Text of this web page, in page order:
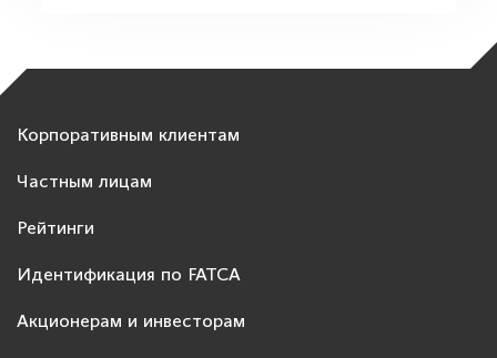
Корпоративным клиентам
Частным лицам
Рейтинги
Идентификация по FATCA
Акционерам и инвесторам